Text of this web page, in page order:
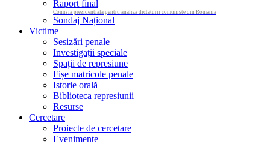
Raport final
Comisia prezidentiala pentru analiza dictaturii comuniste din Romania
Sondaj Național
Victime
Sesizări penale
Investigații speciale
Spații de represiune
Fișe matricole penale
Istorie orală
Biblioteca represiunii
Resurse
Cercetare
Proiecte de cercetare
Evenimente